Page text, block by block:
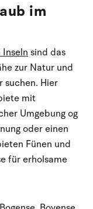
im
sind das
zur Natur und
suchen. Hier
mit
Umgebung og
oder einen
Fünen und
für erholsame